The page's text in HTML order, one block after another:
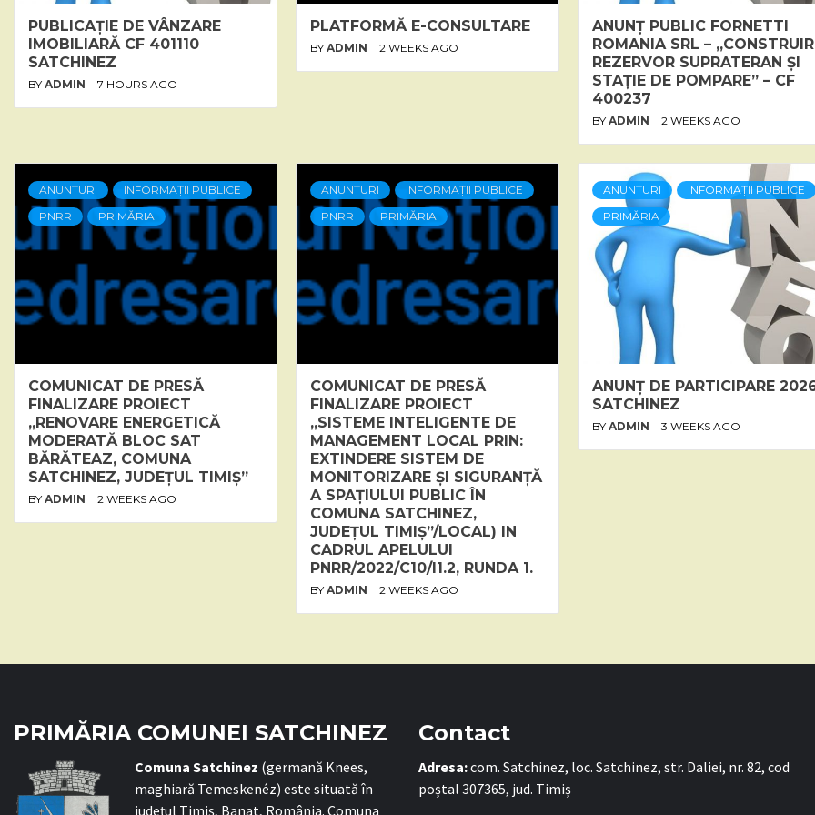
PUBLICAȚIE DE VÂNZARE
IMOBILIARĂ CF 401110
SATCHINEZ
BY ADMIN 7 HOURS AGO
PLATFORMĂ E-CONSULTARE
BY ADMIN 2 WEEKS AGO
ANUNȚ PUBLIC FORNETTI
ROMANIA SRL –
REZERVOR SUPRATERAN ȘI
STAȚIE DE POMPARE” – CF
400237
BY ADMIN 2 WEEKS AGO
ANUNȚURI
INFORMAȚII PUBLICE
PNRR
PRIMĂRIA
COMUNICAT DE PRESĂ
FINALIZARE PROIECT
„RENOVARE ENERGETICĂ
MODERATĂ BLOC SAT
BĂRĂTEAZ, COMUNA
SATCHINEZ, JUDEȚUL TIMIȘ”
BY ADMIN 2 WEEKS AGO
ANUNȚURI
INFORMAȚII PUBLICE
PNRR
PRIMĂRIA
COMUNICAT DE PRESĂ
FINALIZARE PROIECT
„SISTEME INTELIGENTE DE
MANAGEMENT LOCAL PRIN:
EXTINDERE SISTEM DE
MONITORIZARE ȘI SIGURANȚĂ
A SPAȚIULUI PUBLIC ÎN
COMUNA SATCHINEZ,
JUDEȚUL TIMIȘ”/LOCAL) IN
CADRUL APELULUI
PNRR/2022/C10/I1.2, RUNDA 1.
BY ADMIN 2 WEEKS AGO
ANUNȚURI
INFORMAȚII PUBLICE
PRIMĂRIA
ANUNȚ DE PARTICIPARE
SATCHINEZ
BY ADMIN 3 WEEKS AGO
PRIMĂRIA COMUNEI SATCHINEZ
Comuna Satchinez (germană Knees,
maghiară Temeskenéz) este situată în
județul Timiș, Banat, România. Comuna
Contact
Adresa:com. Satchinez, loc. Satchinez, str. Daliei, nr. 82, cod
poștal 307365, jud. Timiș